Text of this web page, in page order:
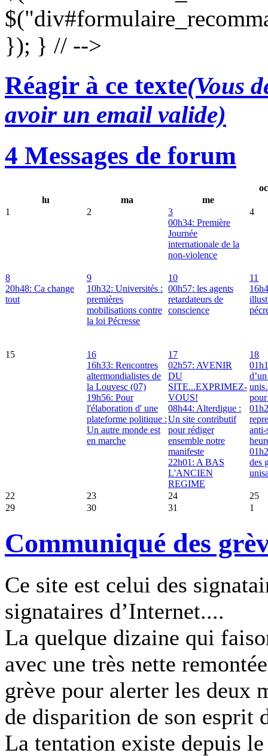
}); } // -->
Réagir à ce texte(Vous
avoir un email valide)
4 Messages de forum
lu
ma
me
1
2
3
00h34: Première
Journée
internationale de la
non-violence
4
8
20h48: Ca change
tout
9
10h32: Universités :
premières
mobilisations contre
la loi Pécresse
10
00h57: les agents
retardateurs de
conscience
11
15
16
16h33: Rencontres
altermondialistes de
la Louvesc (07)
19h56: Pour
l'élaboration d' une
plateforme politique :
Un autre monde est
en marche
17
02h57: AVENIR
DU
SITE...EXPRIMEZ-
VOUS!
08h44: Alterdigue :
Un site contributif
pour rédiger
ensemble notre
manifeste
22h01: A BAS
L'ANCIEN
REGIME
18
anti-
des
22 23 24
25
29
30 31 1
Communiqué des
Ce site est celui des
signataires d’Internet....
La quelque dizaine qui
avec une très nette
grève pour alerter les deux
de disparition de son esprit
La tentation existe depuis